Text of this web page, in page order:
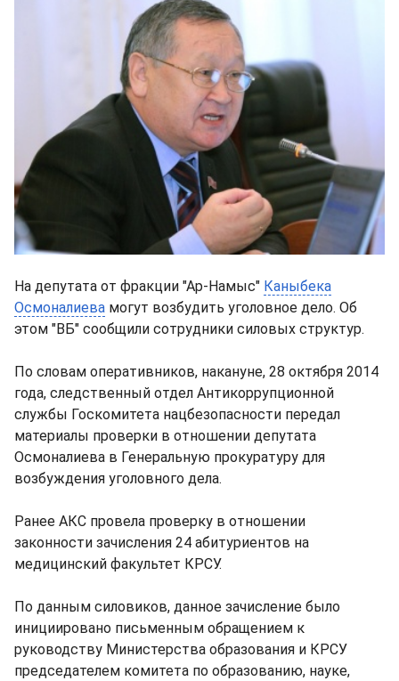
На депутата от фракции "Ар-Намыс" Каныбека
Осмоналиева могут возбудить уголовное дело. Об
этом "ВБ" сообщили сотрудники силовых структур.
По словам оперативников, накануне, 28 октября 2014
года, следственный отдел Антикоррупционной
службы Госкомитета нацбезопасности передал
материалы проверки в отношении депутата
Осмоналиева в Генеральную прокуратуру для
возбуждения уголовного дела.
Ранее АКС провела проверку в отношении
законности зачисления 24 абитуриентов на
медицинский факультет КРСУ.
По данным силовиков, данное зачисление было
инициировано письменным обращением к
руководству Министерства образования и КРСУ
председателем комитета по образованию, науке,